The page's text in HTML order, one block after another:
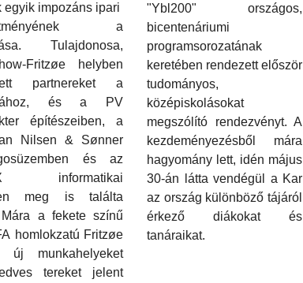
egyik impozáns ipari
a
Tulajdonosa,
Fritzøe helyben
partnereket a
és a PV
építészeiben, a
Nilsen & Sønner
és az
informatikai
meg is találta
a fekete színű
homlokzatú Fritzøe
új munkahelyeket
tereket jelent
"Ybl200" országos,
bicentenáriumi
programsorozatának
keretében rendezett először
tudományos,
középiskolásokat
megszólító rendezvényt. A
kezdeményezésből mára
hagyomány lett, idén május
30-án látta vendégül a Kar
az ország különböző tájáról
érkező diákokat és
tanáraikat.